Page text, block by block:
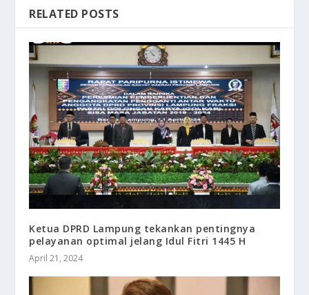
RELATED POSTS
Ketua DPRD Lampung tekankan pentingnya
pelayanan optimal jelang Idul Fitri 1445 H
April 21, 2024